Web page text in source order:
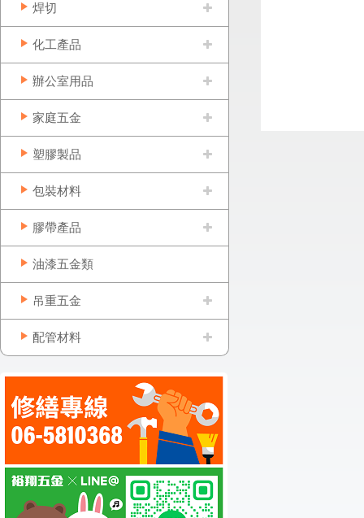
焊切
化工產品
辦公室用品
家庭五金
塑膠製品
包裝材料
膠帶產品
油漆五金類
吊重五金
配管材料